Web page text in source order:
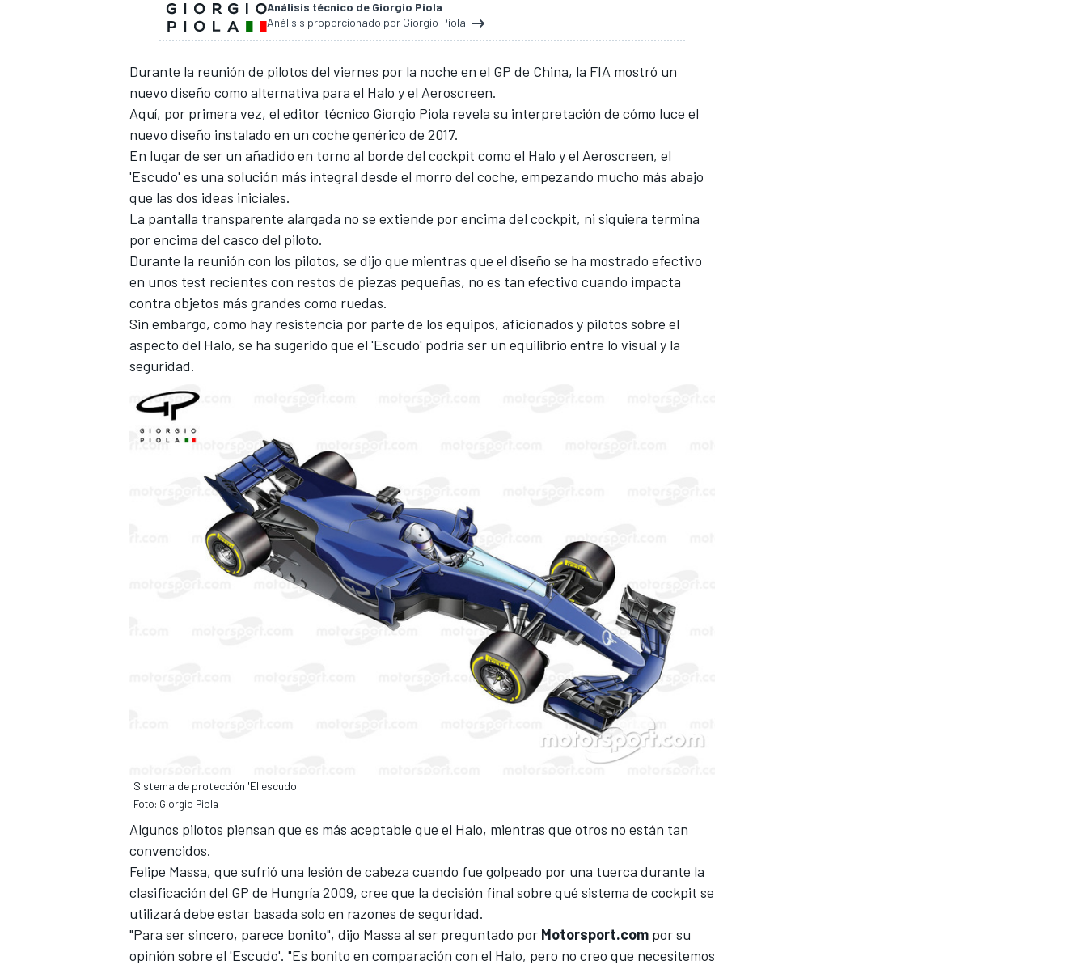
Análisis técnico de Giorgio Piola
Análisis proporcionado por Giorgio Piola
Durante la reunión de pilotos del viernes por la noche en el GP de China, la FIA mostró un
nuevo diseño como alternativa para el Halo y el Aeroscreen.
Aquí, por primera vez, el editor técnico Giorgio Piola revela su interpretación de cómo luce el
nuevo diseño instalado en un coche genérico de 2017.
En lugar de ser un añadido en torno al borde del cockpit como el Halo y el Aeroscreen, el
'Escudo' es una solución más integral desde el morro del coche, empezando mucho más abajo
que las dos ideas iniciales.
La pantalla transparente alargada no se extiende por encima del cockpit, ni siquiera termina
por encima del casco del piloto.
Durante la reunión con los pilotos, se dijo que mientras que el diseño se ha mostrado efectivo
en unos test recientes con restos de piezas pequeñas, no es tan efectivo cuando impacta
contra objetos más grandes como ruedas.
Sin embargo, como hay resistencia por parte de los equipos, aficionados y pilotos sobre el
aspecto del Halo, se ha sugerido que el 'Escudo' podría ser un equilibrio entre lo visual y la
seguridad.
Sistema de protección 'El escudo'
Foto: Giorgio Piola
Algunos pilotos piensan que es más aceptable que el Halo, mientras que otros no están tan
convencidos.
Felipe Massa, que sufrió una lesión de cabeza cuando fue golpeado por una tuerca durante la
clasificación del GP de Hungría 2009, cree que la decisión final sobre qué sistema de cockpit se
utilizará debe estar basada solo en razones de seguridad.
"Para ser sincero, parece bonito", dijo Massa al ser preguntado por Motorsport.com por su
opinión sobre el 'Escudo'. "Es bonito en comparación con el Halo, pero no creo que necesitemos